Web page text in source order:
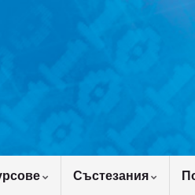
Състезания